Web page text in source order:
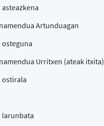
Artunduagan
osteguna
Urritxen (ateak itxita)
ostirala
larunbata